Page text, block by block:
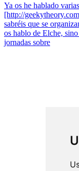
Ya os he hablado
[http://
sabréis que se
os hablo de Elche,
jornadas sobre